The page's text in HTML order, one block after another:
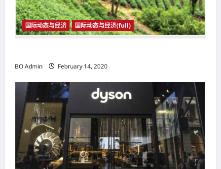
国际动态与经济 国际动态与经济(full)
BO Admin February 14, 2020